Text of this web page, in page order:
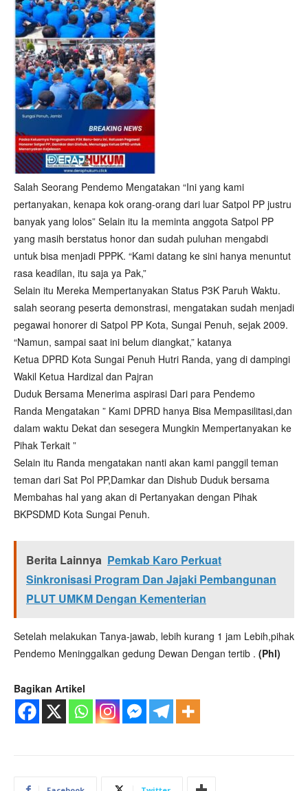
Salah Seorang Pendemo Mengatakan “Ini yang kami
pertanyakan, kenapa kok orang-orang dari luar Satpol PP justru
banyak yang lolos” Selain itu Ia meminta anggota Satpol PP
yang masih berstatus honor dan sudah puluhan mengabdi
untuk bisa menjadi PPPK. “Kami datang ke sini hanya menuntut
rasa keadilan, itu saja ya Pak,”
Selain itu Mereka Mempertanyakan Status P3K Paruh Waktu.
salah seorang peserta demonstrasi, mengatakan sudah menjadi
pegawai honorer di Satpol PP Kota, Sungai Penuh, sejak 2009.
“Namun, sampai saat ini belum diangkat,” katanya
Ketua DPRD Kota Sungai Penuh Hutri Randa, yang di dampingi
Wakil Ketua Hardizal dan Pajran
Duduk Bersama Menerima aspirasi Dari para Pendemo
Randa Mengatakan ” Kami DPRD hanya Bisa Mempasilitasi,dan
dalam waktu Dekat dan sesegera Mungkin Mempertanyakan ke
Pihak Terkait ”
Selain itu Randa mengatakan nanti akan kami panggil teman
teman dari Sat Pol PP,Damkar dan Dishub Duduk bersama
Membahas hal yang akan di Pertanyakan dengan Pihak
BKPSDMD Kota Sungai Penuh.
Berita Lainnya Pemkab Karo Perkuat
Sinkronisasi Program Dan Jajaki Pembangunan
PLUT UMKM Dengan Kementerian
Setelah melakukan Tanya-jawab, lebih kurang 1 jam Lebih,pihak
Pendemo Meninggalkan gedung Dewan Dengan tertib . (Phl)
Bagikan Artikel